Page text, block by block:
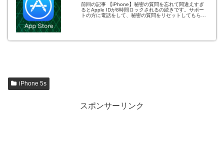
前回の記事 【iPhone】秘密の質問を忘れて間違えすぎ
るとApple IDが8時間ロックされるの続きです。サポー
トの方に電話をして、秘密の質問をリセットしてもらい
iPhone 5s
スポンサーリンク